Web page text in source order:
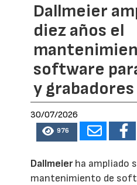
Dallmeier
diez años el
software
y grabadores
30/07/2026
976
Dallmeierha ampliado
mantenimiento de